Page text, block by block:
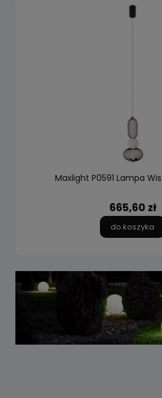
Maxlight P0591 Lampa
665,60 zł
do koszyka